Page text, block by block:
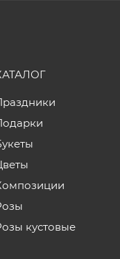
кустовые